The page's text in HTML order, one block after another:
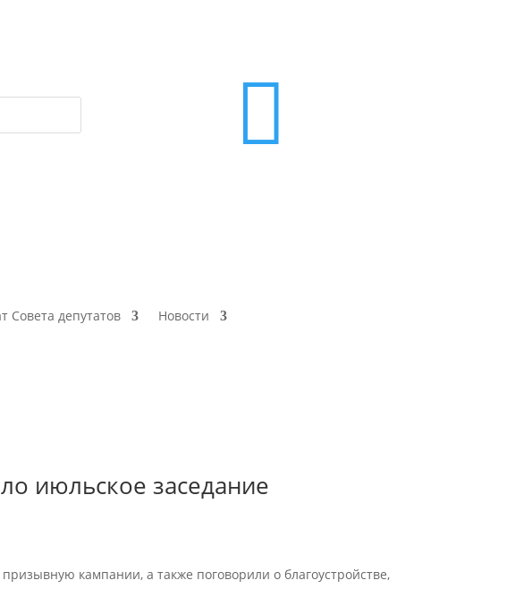

Совета депутатов Новости
июльское заседание
кампании, а также поговорили о благоустройстве,